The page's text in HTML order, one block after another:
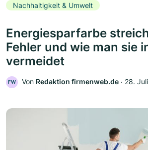
Nachhaltigkeit & Umwelt
Energiesparfarbe
Fehler und wie man sie
vermeidet
FW Von Redaktion firmenweb.de ‧ 28.